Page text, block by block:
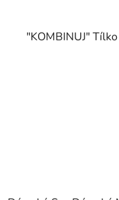
"KOMBINUJ"